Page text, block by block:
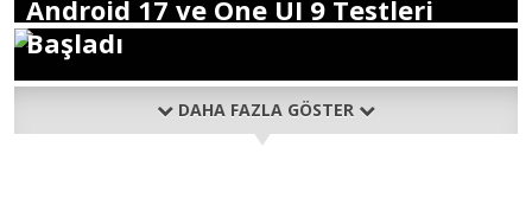
Android 17 ve One UI 9 Testleri
Başladı
DAHA FAZLA GÖSTER